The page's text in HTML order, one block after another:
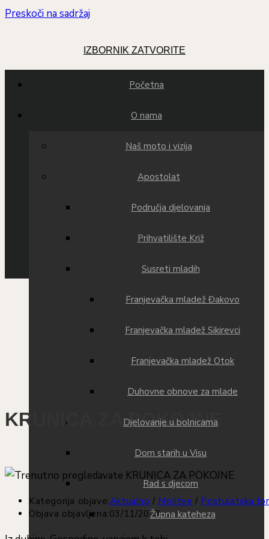
Preskoči na sadržaj
IZBORNIK ZATVORITE
Početna
O nama
Naš moto i vizija
Apostolat
Područja djelovanja
Prihvatilište Križ
Susreti mladih
Franjevačka mladež Đakovo
Franjevačka mladež Sikirevci
Franjevačka mladež Otok
Duhovne obnove za mlade
Djelovanje u bolnicama
Dom starih u Visu
Rad s djecom
Župna kateheza
KRUNICA ZA POKOJNE
Kategorija objave:Aktualno / Molitve / Postulatska
Objava objavljena:03/11/2023